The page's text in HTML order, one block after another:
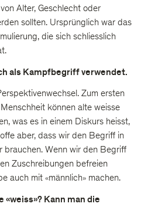
Alter, Geschlecht oder
sollten. Ursprünglich war das
die sich schliesslich
als Kampfbegriff verwendet.
Zum ersten
können alte weisse
was es in einem Diskurs heisst,
aber, dass wir den Begriff in
brauchen. Wenn wir den Begriff
Zuschreibungen befreien
auch mit «männlich» machen.
Kann man die